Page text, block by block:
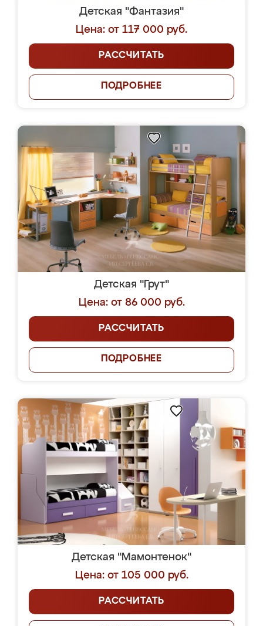
Детская "Фантазия"
Цена: от 117 000 руб.
РАССЧИТАТЬ
ПОДРОБНЕЕ
Детская "Грут"
Цена: от 86 000 руб.
РАССЧИТАТЬ
ПОДРОБНЕЕ
Детская "Мамонтенок"
Цена: от 105 000 руб.
РАССЧИТАТЬ